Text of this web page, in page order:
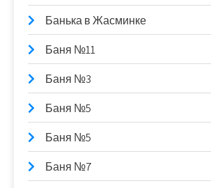
Банька в Жасминке
Баня №11
Баня №3
Баня №5
Баня №5
Баня №7